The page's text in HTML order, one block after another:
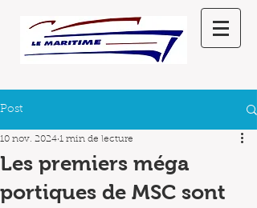
Post
Les premiers méga
portiques de MSC sont
10 nov. 2024 1 min de lecture